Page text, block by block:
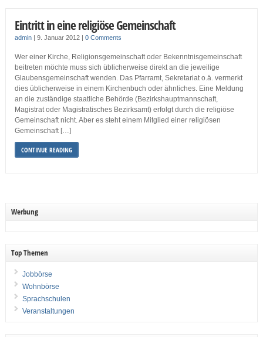
Eintritt in eine religiöse Gemeinschaft
admin| 9. Januar 2012 | 0 Comments
Wer einer Kirche, Religionsgemeinschaft oder Bekenntnisgemeinschaft
beitreten möchte muss sich üblicherweise direkt an die jeweilige
Glaubensgemeinschaft wenden. Das Pfarramt, Sekretariat o.ä. vermerkt
dies üblicherweise in einem Kirchenbuch oder ähnliches. Eine Meldung
an die zuständige staatliche Behörde (Bezirkshauptmannschaft,
Magistrat oder Magistratisches Bezirksamt) erfolgt durch die religiöse
Gemeinschaft nicht. Aber es steht einem Mitglied einer religiösen
Gemeinschaft […]
CONTINUE READING
Werbung
Top Themen
Jobbörse
Wohnbörse
Sprachschulen
Veranstaltungen